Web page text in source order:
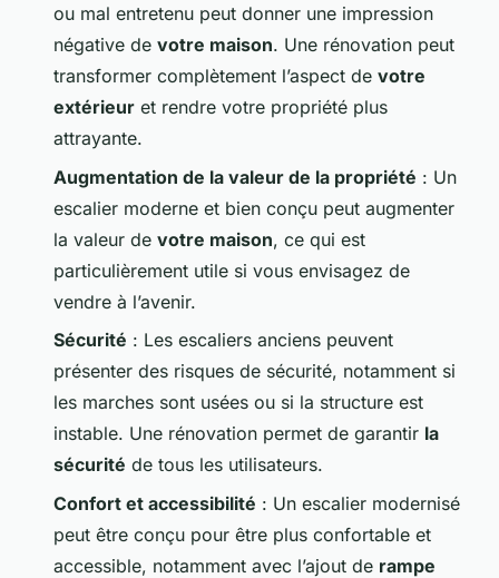
ou mal entretenu peut donner une impression
négative de votre maison. Une rénovation peut
transformer complètement l’aspect de votre
extérieur et rendre votre propriété plus
attrayante.
Augmentation de la valeur de la propriété : Un
escalier moderne et bien conçu peut augmenter
la valeur de votre maison, ce qui est
particulièrement utile si vous envisagez de
vendre à l’avenir.
Sécurité : Les escaliers anciens peuvent
présenter des risques de sécurité, notamment si
les marches sont usées ou si la structure est
instable. Une rénovation permet de garantir la
sécurité de tous les utilisateurs.
Confort et accessibilité : Un escalier modernisé
peut être conçu pour être plus confortable et
accessible, notamment avec l’ajout de rampe